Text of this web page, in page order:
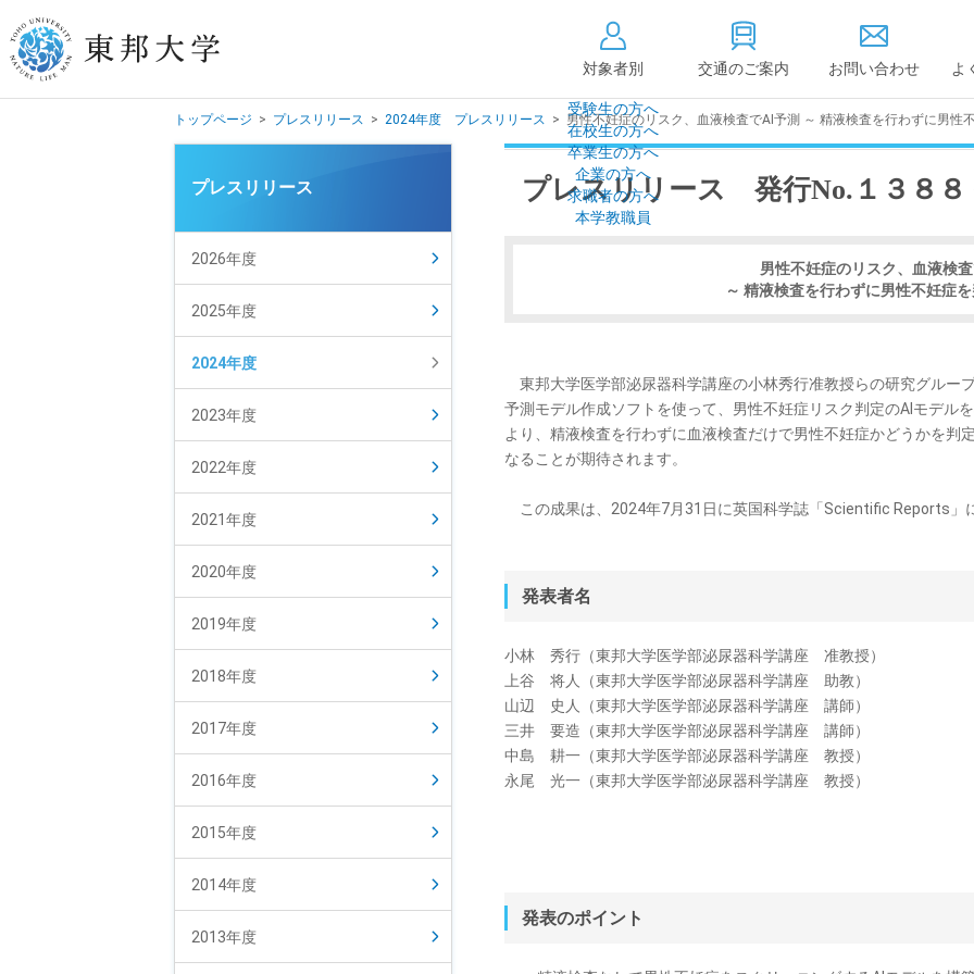
対象者別
受験生の方へ
在校生の方へ
卒業生の方へ
企業の方へ
求職者の方へ
本学教職員
交通のご案内 お問い合わせ よ
学生数
情報公開
教学に関する情報
積・耐震化率
高等教育の修学
度
トップページ > プレスリリース > 2024年度 プレスリリース > 男性不妊症のリスク、血液検査でAI予測 ～ 精液検査を行わずに男性
プレスリリース 発行No.１３８８
男性不妊症のリスク、血液検
～ 精液検査を行わずに男性不妊症
東邦大学医学部泌尿器科学講座の小林秀行准教授らの研究グルー
予測モデル作成ソフトを使って、男性不妊症リスク判定のAIモデル
より、精液検査を行わずに血液検査だけで男性不妊症かどうかを判
なることが期待されます。
この成果は、2024年7月31日に英国科学誌「Scientific Reports」
発表者名
小林 秀行（東邦大学医学部泌尿器科学講座 准教授）
上谷 将人（東邦大学医学部泌尿器科学講座 助教）
山辺 史人（東邦大学医学部泌尿器科学講座 講師）
三井 要造（東邦大学医学部泌尿器科学講座 講師）
中島 耕一（東邦大学医学部泌尿器科学講座 教授）
永尾 光一（東邦大学医学部泌尿器科学講座 教授）
発表のポイント
プレスリリース
2026年度
2025年度
2024年度
2023年度
2022年度
2021年度
2020年度
2019年度
2018年度
2017年度
2016年度
2015年度
2014年度
2013年度